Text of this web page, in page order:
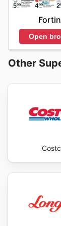
Open
Other